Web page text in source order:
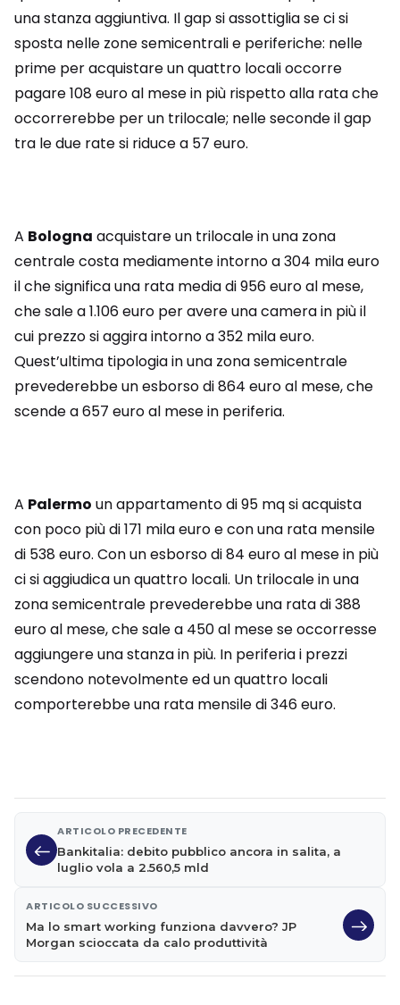
una stanza aggiuntiva. Il gap si assottiglia se ci si
sposta nelle zone semicentrali e periferiche: nelle
prime per acquistare un quattro locali occorre
pagare 108 euro al mese in più rispetto alla rata che
occorrerebbe per un trilocale; nelle seconde il gap
tra le due rate si riduce a 57 euro.
A Bologna acquistare un trilocale in una zona
centrale costa mediamente intorno a 304 mila euro
il che significa una rata media di 956 euro al mese,
che sale a 1.106 euro per avere una camera in più il
cui prezzo si aggira intorno a 352 mila euro.
Quest’ultima tipologia in una zona semicentrale
prevederebbe un esborso di 864 euro al mese, che
scende a 657 euro al mese in periferia.
A Palermo un appartamento di 95 mq si acquista
con poco più di 171 mila euro e con una rata mensile
di 538 euro. Con un esborso di 84 euro al mese in più
ci si aggiudica un quattro locali. Un trilocale in una
zona semicentrale prevederebbe una rata di 388
euro al mese, che sale a 450 al mese se occorresse
aggiungere una stanza in più. In periferia i prezzi
scendono notevolmente ed un quattro locali
comporterebbe una rata mensile di 346 euro.
ARTICOLO PRECEDENTE
Bankitalia: debito pubblico ancora in salita, a
ARTICOLO SUCCESSIVO
Ma lo smart working funziona davvero? JP
Morgan scioccata da calo produttività